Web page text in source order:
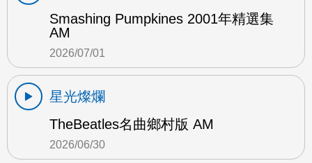
Smashing Pumpkines 2001年精選集
AM
2026/07/01
星光燦爛
TheBeatles名曲鄉村版 AM
2026/06/30